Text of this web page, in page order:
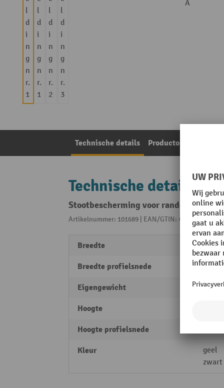
Technische details Productomschrijving
Technische details
Stootbescherming voor randen
Artikelnummer: 101689 | EAN/GTIN: 4055381138749
Breedte 40
Breedte profielsnede 20
Eigengewicht 0,5 kg
Hoogte
Hoogte profielsnede
Kleur
geel
zwart